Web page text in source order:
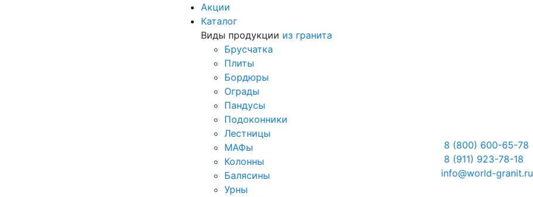
Акции
Каталог
Виды продукции из гранита
Брусчатка
Плиты
Бордюры
Ограды
Пандусы
Подоконники
Лестницы
МАФы
Колонны
Балясины
Урны
8 (800) 600-65-78
8 (911) 923-78-18
info@world-granit.ru